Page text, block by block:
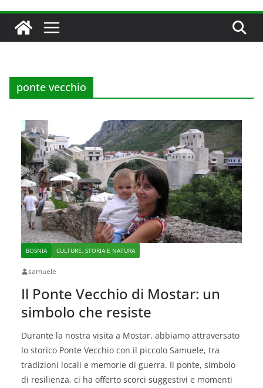
ponte vecchio
BOSNIA CULTURE, STORIA E NATURA
samuele
Il Ponte Vecchio di Mostar: un
simbolo che resiste
Durante la nostra visita a Mostar, abbiamo attraversato
lo storico Ponte Vecchio con il piccolo Samuele, tra
tradizioni locali e memorie di guerra. Il ponte, simbolo
di resilienza, ci ha offerto scorci suggestivi e momenti